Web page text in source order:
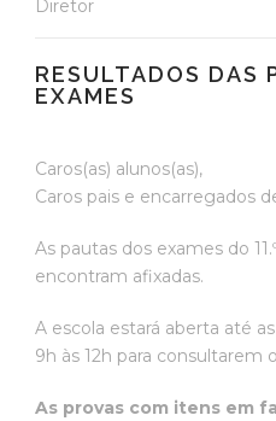
Diretor
RESULTADOS DAS
EXAMES
Caros(as) alunos(as),
Caros pais e encarregados
As pautas dos exames do
encontram afixadas.
A escola estará aberta até
9h às 12h para consultarem
As provas com itens em